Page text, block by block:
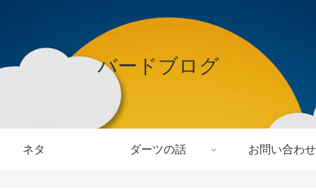
バードブログ
ネタ ダーツの話 お問い合わせ